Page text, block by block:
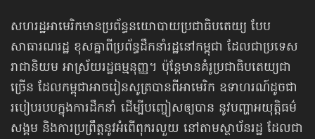
សហរដ្ឋអាមេរិកមានប្រព័ន្ធនយោបាយប្រជាធិបតេយ្យ​ បែប
សាធារណរដ្ឋ ខុសគ្នាពីប្រព័ន្ធដឹកនាំរដ្ឋនៅកម្ពុជា ដែលជា​ប្រទេស​
រាជានិយម អាស្រ័យរដ្ឋធម្មនុញ្ញ។ ប៉ុន្តែមានគំរូប្រជាធិបតេយ្យជា
ច្រើន ដែលកម្ពុជា​អាចរៀនសូត្រ​បាន​​ពីអាមេរិក ឧទាហរណ៍​ដូចជា​
របៀបរបប​ក្នុងការដឹកនាំ ដើម្បីបញ្ចៀសឲ្យបាន នូវបញ្ហាអយុត្តិធម៌
សង្គម និង​ការប្រព្រឹត្ត​​នូវអំពើពុករលួយ នៅតាម​ស្ថាប័នរដ្ឋ ដែលជា